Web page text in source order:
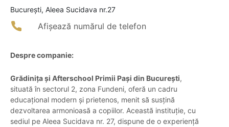
Bucureşti, Aleea Sucidava nr.27
Afișează numărul de telefon
Despre companie:
Grădinița și Afterschool Primii Pași din București,
situată în sectorul 2, zona Fundeni, oferă un cadru
educațional modern și prietenos, menit să susțină
dezvoltarea armonioasă a copiilor. Această instituție, cu
sediul pe Aleea Sucidava nr. 27, dispune de o experiență